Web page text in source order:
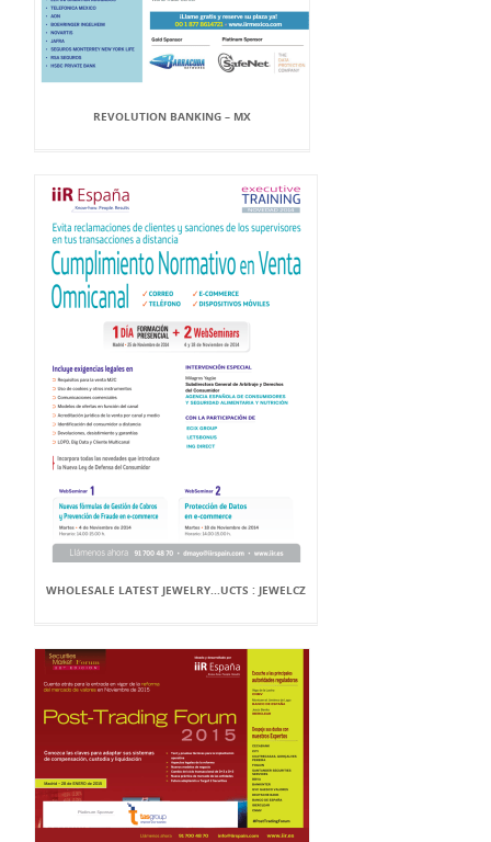
REVOLUTION BANKING – MX
WHOLESALE LATEST JEWELRY...UCTS : JEWELCZ